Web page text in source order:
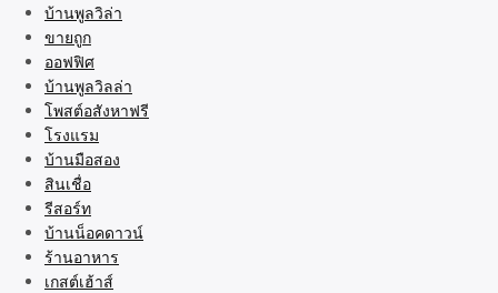
บ้านพูลวิล่า
ขายถูก
ออฟฟิศ
บ้านพูลวิลล่า
โพสต์อสังหาฟรี
โรงแรม
บ้านมือสอง
สินเชื่อ
รีสอร์ท
บ้านน็อคดาวน์
ร้านอาหาร
เกสต์เฮ้าส์